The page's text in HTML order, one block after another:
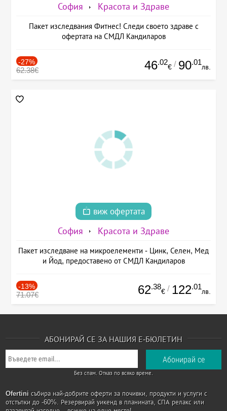
София Красота и Здраве
Пакет изследвания Фитнес! Следи своето здраве с
офертата на СМДЛ Кандиларов
-27%
62.38€ 46.02
€ / 90.01
лв.
виж офертата
София Красота и Здраве
Пакет изследване на микроелементи - Цинк, Селен, Мед
и Йод, предоставено от СМДЛ Кандиларов
-13%
71.07€ 62.38
€ / 122.01
лв.
АБОНИРАЙ СЕ ЗА НАШИЯ Е-БЮЛЕТИН
Без спам. Отказ по всяко време.
Ofertini събира най-добрите оферти за почивки, продукти и услуги с
отстъпки до -60%. Резервирай уикенд в планината, СПА релакс или